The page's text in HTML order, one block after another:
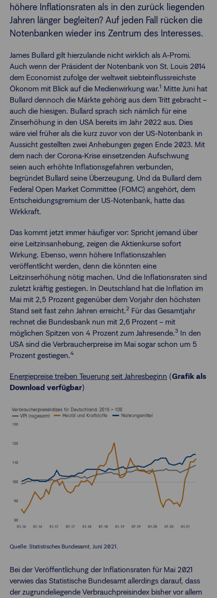
Login
höhere Inflationsraten als in den zurück liegenden
Jahren länger begleiten? Auf jeden Fall rücken die
Notenbanken wieder ins Zentrum des Interesses.
James Bullard gilt hierzulande nicht wirklich als A-Promi.
Auch wenn der Präsident der Notenbank von St. Louis 2014
dem Economist zufolge der weltweit siebteinflussreichste
Ökonom mit Blick auf die Medienwirkung war.1 Mitte Juni hat
Bullard dennoch die Märkte gehörig aus dem Tritt gebracht –
auch die hiesigen. Bullard sprach sich nämlich für eine
Zinserhöhung in den USA bereits im Jahr 2022 aus. Dies
wäre viel früher als die kurz zuvor von der US-Notenbank in
Aussicht gestellten zwei Anhebungen gegen Ende 2023. Mit
dem nach der Corona-Krise einsetzenden Aufschwung
seien auch erhöhte Inflationsgefahren verbunden,
begründet Bullard seine Überzeugung. Und da Bullard dem
Federal Open Market Committee (FOMC) angehört, dem
Entscheidungsgremium der US-Notenbank, hatte das
Wirkkraft.
Das kommt jetzt immer häufiger vor: Spricht jemand über
eine Leitzinsanhebung, zeigen die Aktienkurse sofort
Wirkung. Ebenso, wenn höhere Inflationszahlen
veröffentlicht werden, denn die könnten eine
Leitzinserhöhung nötig machen. Und die Inflationsraten sind
zuletzt kräftig gestiegen. In Deutschland hat die Inflation im
Mai mit 2,5 Prozent gegenüber dem Vorjahr den höchsten
Stand seit fast zehn Jahren erreicht.2 Für das Gesamtjahr
rechnet die Bundesbank nun mit 2,6 Prozent – mit
möglichen Spitzen von 4 Prozent zum Jahresende.3 In den
USA sind die Verbraucherpreise im Mai sogar schon um 5
Prozent gestiegen.4
Energiepreise treiben Teuerung seit Jahresbeginn (Grafik als
Download verfügbar)
Quelle: Statistisches Bundesamt, Juni 2021.
Bei der Veröffentlichung der Inflationsraten für Mai 2021
verwies das Statistische Bundesamt allerdings darauf, dass
der zugrundeliegende Verbrauchpreisindex bisher vor allem